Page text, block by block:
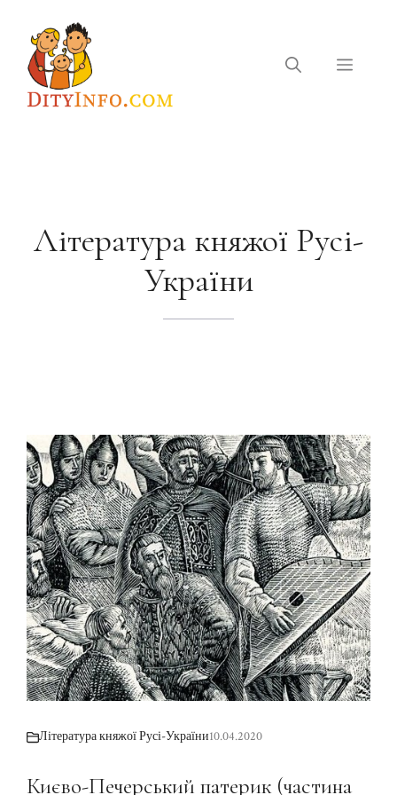
вмісту
Меню
Література княжої Русі-
України
Література княжої Русі-України10.04.2020
Києво-Печерський патерик (частина